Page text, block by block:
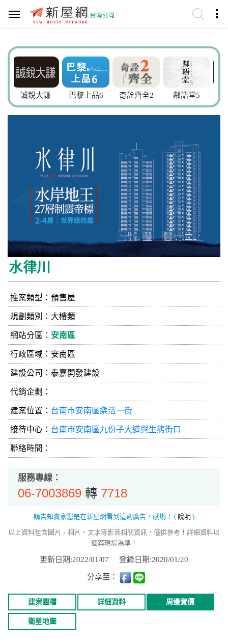
大謙 巴黎上品6 奇詮齊全2 鄰語堂5 安新家
水律川
推案類型：預售屋
規劃類別：大樓類
網站分區： 安南區
行政區域：安南區
建設公司： 泰嘉開發建設
代銷企劃：
建案位置： 台南市安南區樂活一街
接待中心： 台南市安南區九份子大道與生態街口
聯絡時間：
服務專線：
06-7003869 轉 7718
請告知賣家您是在新屋網看到這則廣告，感謝！ ( 說明 )
以上資料包含圖片、相片、文字等影音相關資訊，僅供參考！詳細資料以
個案現場為準！
更新日期:2022/01/07 登錄日期:2020/01/20
分享至：
建案圖檔 詳細資料 周邊實價
衛星地圖